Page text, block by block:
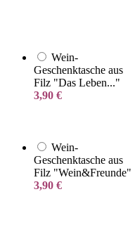
Wein-
Geschenktasche aus
Filz "Das Leben..."
3,90 €
Wein-
Geschenktasche aus
Filz "Wein&Freunde"
3,90 €